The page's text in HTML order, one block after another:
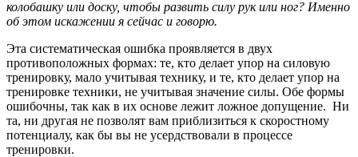
колобашку или доску, чтобы развить силу рук или ног? Именно
об этом искажении я сейчас и говорю.
Эта систематическая ошибка проявляется в двух
противоположных формах: те, кто делает упор на силовую
тренировку, мало учитывая технику, и те, кто делает упор на
тренировке техники, не учитывая значение силы. Обе формы
ошибочны, так как в их основе лежит ложное допущение. Ни
та, ни другая не позволят вам приблизиться к скоростному
потенциалу, как бы вы не усердствовали в процессе
тренировки.